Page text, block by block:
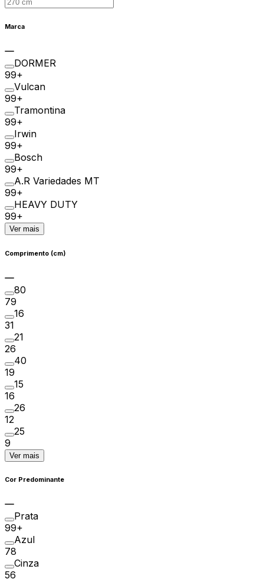
Marca
DORMER
99+
Vulcan
99+
Tramontina
99+
Irwin
99+
Bosch
99+
A.R Variedades MT
99+
HEAVY DUTY
99+
Ver mais
Comprimento (cm)
80
79
16
31
21
26
40
19
15
16
26
12
25
9
Ver mais
Cor Predominante
Prata
99+
Azul
78
Cinza
56